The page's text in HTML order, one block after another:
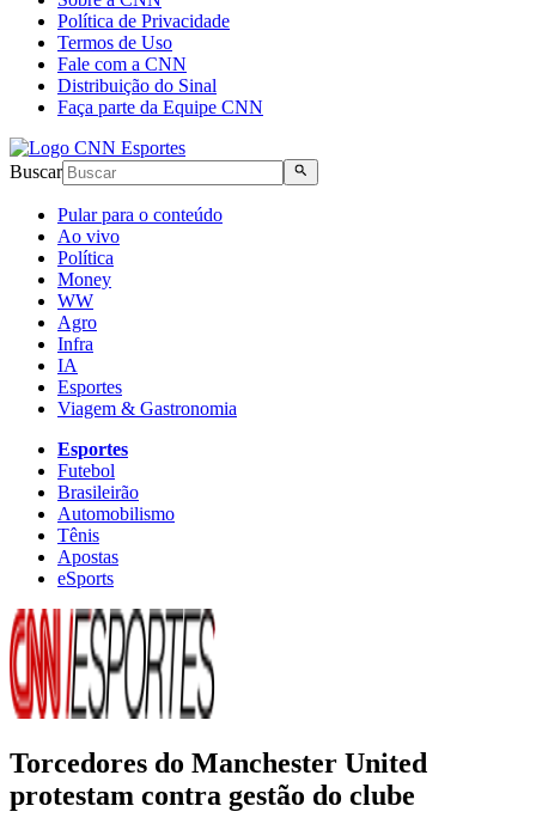
Política de Privacidade
Termos de Uso
Fale com a CNN
Distribuição do Sinal
Faça parte da Equipe CNN
Buscar
Pular para o conteúdo
Ao vivo
Política
Money
WW
Agro
Infra
IA
Esportes
Viagem & Gastronomia
Esportes
Futebol
Brasileirão
Automobilismo
Tênis
Apostas
eSports
Torcedores do Manchester United
protestam contra gestão do clube